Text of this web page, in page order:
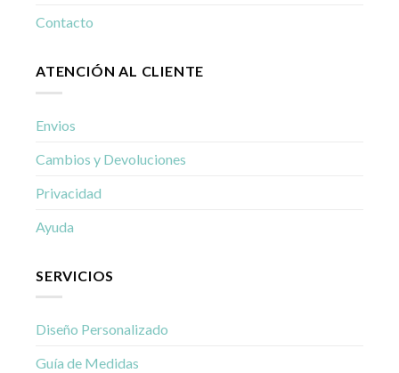
Contacto
ATENCIÓN AL CLIENTE
Envios
Cambios y Devoluciones
Privacidad
Ayuda
SERVICIOS
Diseño Personalizado
Guía de Medidas